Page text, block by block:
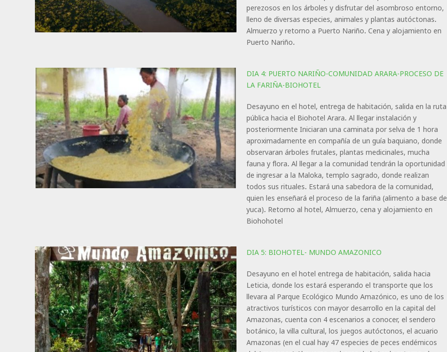
perezosos en los árboles y disfrutar del asombroso entorno,
lleno de diversas especies, animales y plantas autóctonas.
Almuerzo y retorno a Puerto Nariño. Cena y alojamiento en
Puerto Nariño.
DIA 4: PUERTO NARIÑO-COMUNIDAD ARARA-PROCESO DE
LA FARIÑA-BIOHOTEL
Desayuno en el hotel, entrega de habitación, salida en la ruta
pública hacia el Biohotel Arara. Al llegar instalación y
posteriormente Iniciaran una caminata por selva de 1 hora
aproximadamente en compañía de un guía baquiano, donde
observaran árboles frutales, plantas medicinales, mucha
fauna y flora. Al llegar a la comunidad tendrán la oportunidad
de ingresar a la Maloka, templo sagrado, donde realizan
todos sus rituales. Estará una sabedora de la comunidad,
quien les enseñará el proceso de la fariña (alimento a base de
yuca). Retorno al hotel, Almuerzo, cena y alojamiento en
Biohohotel
DIA 5: BIOHOTEL- MUNDO AMAZONICO
Desayuno en el hotel entrega de habitación, salida hacia
Leticia, donde los estará esperando el transporte que los
llevara al Parque Ecológico Mundo Amazónico, es uno de los
atractivos turísticos con mayor desarrollo en la capital del
Amazonas, cuenta con 4 escenarios a conocer, el sendero
botánico, la villa cultural, los juegos autóctonos, el acuario
Amazonas (en el cual hay 47 especies de peces endémicos